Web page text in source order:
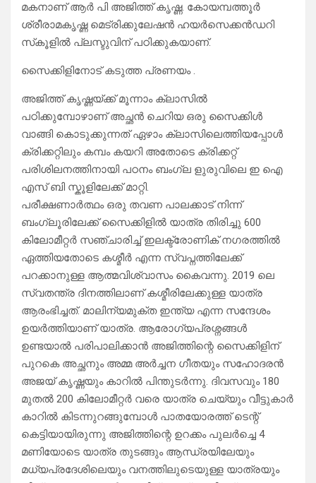
മകനാണ് ആർ പി അജിത്ത് കൃഷ്ണ. കോയമ്പത്തൂർ
ശ്രീരാമകൃഷ്ണ മെട്രിക്കുലേഷൻ ഹയർസെക്കൻഡറി
സ്‌കൂളിൽ പ്ലസ്ടുവിന് പഠിക്കുകയാണ്.
സൈക്കിളിനോട് കടുത്ത പ്രണയം .
അജിത്ത് കൃഷ്ണയ്ക്ക് മൂന്നാം ക്ലാസിൽ
പഠിക്കുമ്പോഴാണ് അച്ഛൻ ചെറിയ ഒരു സൈക്കിൾ
വാങ്ങി കൊടുക്കുന്നത് ഏഴാം ക്ലാസിലെത്തിയപ്പോൾ
ക്രിക്കറ്റിലും കമ്പം കയറി അതോടെ ക്രിക്കറ്റ്
പരിശിലനത്തിനായി പഠനം ബംഗ്ല ളുരുവിലെ ഇ ഐ
എസ് ബി സ്കൂളിലേക്ക് മാറ്റി.
പരീക്ഷണാർത്ഥം ഒരു തവണ പാലക്കാട് നിന്ന്
ബംഗ്ലൂരിലേക്ക് സൈക്കിളിൽ യാത്ര തിരിച്ചു 600
കിലോമീറ്റർ സഞ്ചാരിച്ച് ഇലക്ട്രോണിക് നഗരത്തിൽ
ഏത്തിയതോടെ കശ്മീർ എന്ന സ്വപ്നത്തിലേക്ക്
പറക്കാനുള്ള ആത്മവിശ്വാസം കൈവന്നു. 2019 ലെ
സ്വതന്ത്ര ദിനത്തിലാണ് കശ്മീരിലേക്കുള്ള യാത്ര
ആരംഭിച്ചത്. മാലിന്യമുക്ത ഇന്ത്യ എന്ന സന്ദേശം
ഉയർത്തിയാണ് യാത്ര. ആരോഗ്യപ്രശ്നങ്ങൾ
ഉണ്ടയാൽ പരിപാലിക്കാൻ അജിത്തിന്റെ സൈക്കിളിന്
പുറകെ അച്ഛനും അമ്മ അർച്ചന ഗീതയും സഹോദരൻ
അജയ് കൃഷ്ണയും കാറിൽ പിന്തുടർന്നു. ദിവസവും 180
മുതൽ 200 കിലോമീറ്റർ വരെ യാത്ര ചെയ്യും വീട്ടുകാർ
കാറിൽ കിടന്നുറങ്ങുമ്പോൾ പാതയോരത്ത് ടെന്റ്
കെട്ടിയായിരുന്നു അജിത്തിന്റെ ഉറക്കം പുലർച്ചെ 4
മണിയോടെ യാത്ര തുടങ്ങും ആന്ധ്രയിലേയും
മധ്യപ്രദേശിലെയും വനത്തിലുടെയുള്ള യാത്രയും